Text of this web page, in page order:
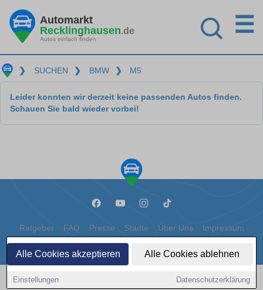
Alle Cookies akzeptieren Alle Cookies ablehnen
Einstellungen Datenschutzerklärung
Automarkt
Recklinghausen.de
Autos einfach finden
☰
❯ SUCHEN ❯ BMW ❯ M5
Leider konnten wir derzeit keine passenden Autos finden.
Schauen Sie bald wieder vorbei!
Ratgeber FAQ Presse Städte Über Uns Impressum
Datenschutz Cookies
Copyright © 2000 - 2026 | 1A Infosysteme GmbH | Content by: 1a-sites-autos